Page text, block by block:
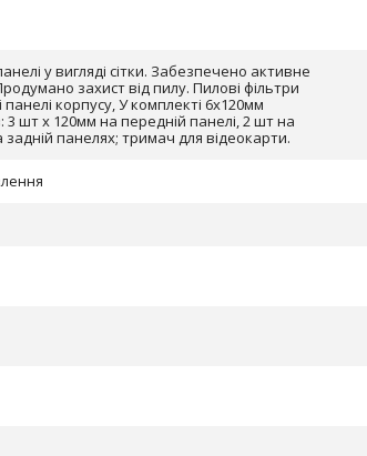
у вигляді сітки. Забезпечено активне
захист від пилу. Пилові фільтри
панелі корпусу, У комплекті 6х120мм
шт х 120мм на передній панелі, 2 шт на
панелях; тримач для відеокарти.